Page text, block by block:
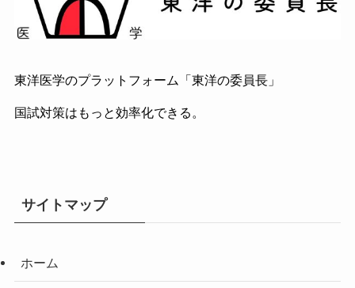
東洋医学のプラットフォーム「東洋の委員長」
国試対策はもっと効率化できる。
サイトマップ
ホーム